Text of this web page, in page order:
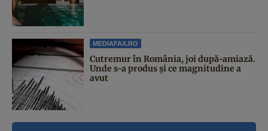
MEDIAFAX.RO
Cutremur în România, joi după-amiază.
Unde s-a produs și ce magnitudine a
avut